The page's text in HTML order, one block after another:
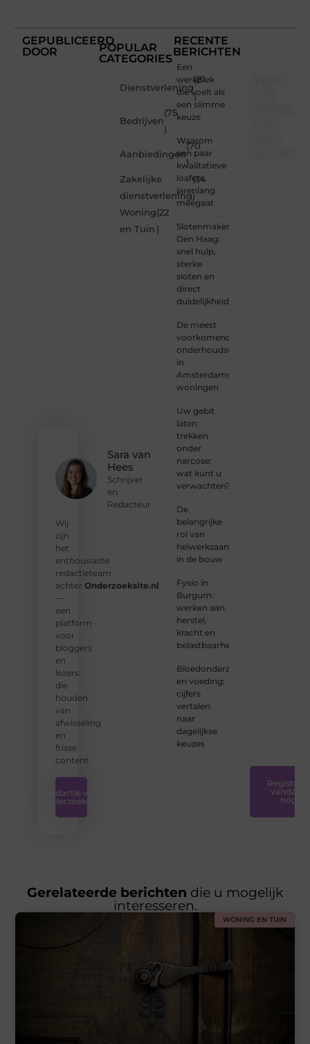
GEPUBLICEERD
DOOR
Sara van
Hees
Schrijver
en
Redacteur
Wij
zijn
het
enthousiaste
redactieteam
achter Onderzoeksite.nl
—
een
platform
voor
bloggers
en
lezers
die
houden
van
afwisseling
en
frisse
content.
Redactie van
Onderzoeksite
POPULAR
CATEGORIES
Dienstverlening
(81
)
Bedrijven
(75
)
Aanbiedingen
(70
)
Zakelijke
dienstverlening
(34
)
Woning
en Tuin
(22
)
RECENTE
BERICHTEN
Een
werkplek
die voelt als
een slimme
keuze
Waarom
een paar
kwalitatieve
loafers
jarenlang
meegaat
Slotenmaker
Den Haag:
snel hulp,
sterke
sloten en
direct
duidelijkheid
De meest
voorkomende
onderhoudswerkzaamheden
in
Amsterdamse
woningen
Uw gebit
laten
trekken
onder
narcose:
wat kunt u
verwachten?
De
belangrijke
rol van
heiwerkzaamheden
in de bouw
Fysio in
Burgum:
werken aan
herstel,
kracht en
belastbaarheid
Bloedonderzoek
en voeding:
cijfers
vertalen
naar
dagelijkse
keuzes
Registreer
vandaag
nog
Gerelateerde berichten die u mogelijk
interesseren.
WONING EN TUIN